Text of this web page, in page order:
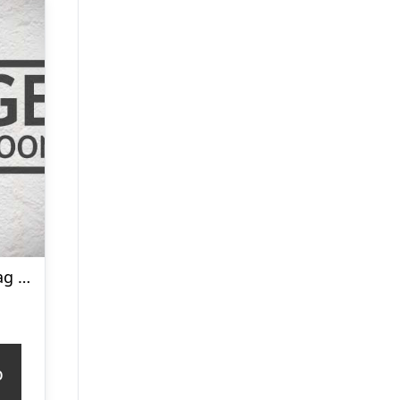
Monteringsbeslag søgelænder til lalizas “store all” hvid – 1153601